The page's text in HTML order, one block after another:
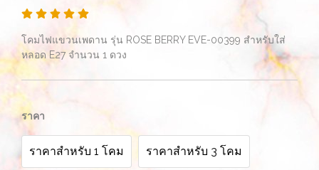
โคมไฟแขวนเพดาน รุ่น ROSE BERRY EVE-00399 สำหรับใส่
หลอด E27 จำนวน 1 ดวง
ราคา
ราคาสำหรับ 1 โคม ราคาสำหรับ 3 โคม